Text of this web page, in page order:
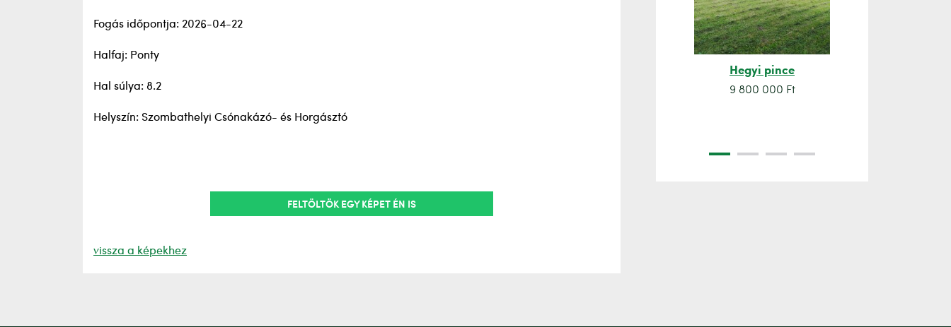
Fogás időpontja: 2026-04-22
Halfaj: Ponty
Hal súlya: 8.2
Helyszín: Szombathelyi Csónakázó- és Horgásztó
FELTÖLTÖK EGY KÉPET ÉN IS
vissza a képekhez
Hegyi pince
9 800 000 Ft